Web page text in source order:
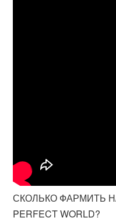
СКОЛЬКО ФАРМИТЬ
PERFECT WORLD?